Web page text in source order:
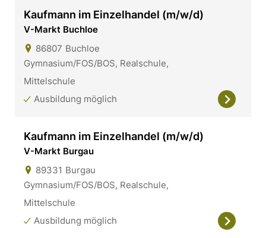
Kaufmann im Einzelhandel (m/w/d)
V-Markt Buchloe
86807 Buchloe
Gymnasium/FOS/BOS, Realschule,
Mittelschule
Ausbildung möglich
Kaufmann im Einzelhandel (m/w/d)
V-Markt Burgau
89331 Burgau
Gymnasium/FOS/BOS, Realschule,
Mittelschule
Ausbildung möglich